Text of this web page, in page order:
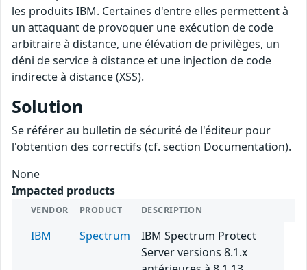
les produits IBM. Certaines d'entre elles permettent à
un attaquant de provoquer une exécution de code
arbitraire à distance, une élévation de privilèges, un
déni de service à distance et une injection de code
indirecte à distance (XSS).
Solution
Se référer au bulletin de sécurité de l'éditeur pour
l'obtention des correctifs (cf. section Documentation).
None
Impacted products
VENDOR PRODUCT DESCRIPTION
IBM Spectrum
IBM Spectrum Protect
Server versions 8.1.x